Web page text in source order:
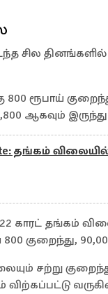
தினங்களில்
ரூபாய்
ஆகவும்
தங்கம்
தங்கம் விலை
800 குறைந்து,
சற்று
விற்கப்பட்டு